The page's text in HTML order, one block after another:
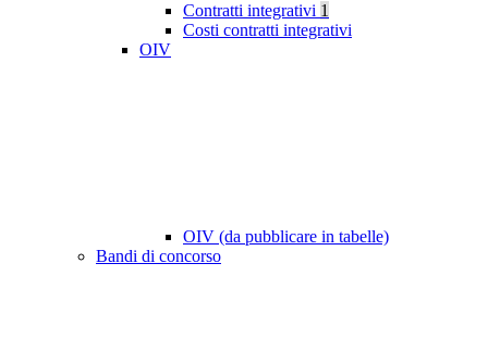
Contratti integrativi 1
Costi contratti integrativi
OIV
OIV (da pubblicare in tabelle)
Bandi di concorso